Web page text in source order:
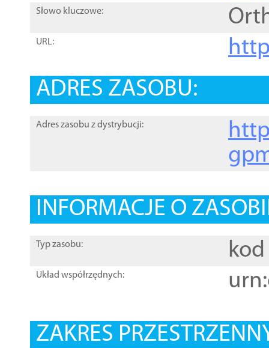
Słowo kluczowe:
URL:
ADRES ZASOBU:
Adres zasobu z dystrybucji:
INFORMACJE O
Typ zasobu: kod
Układ współrzędnych:
ZAKRES